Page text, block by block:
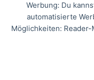
Werbung: Du
automatisierte
Möglichkeiten: